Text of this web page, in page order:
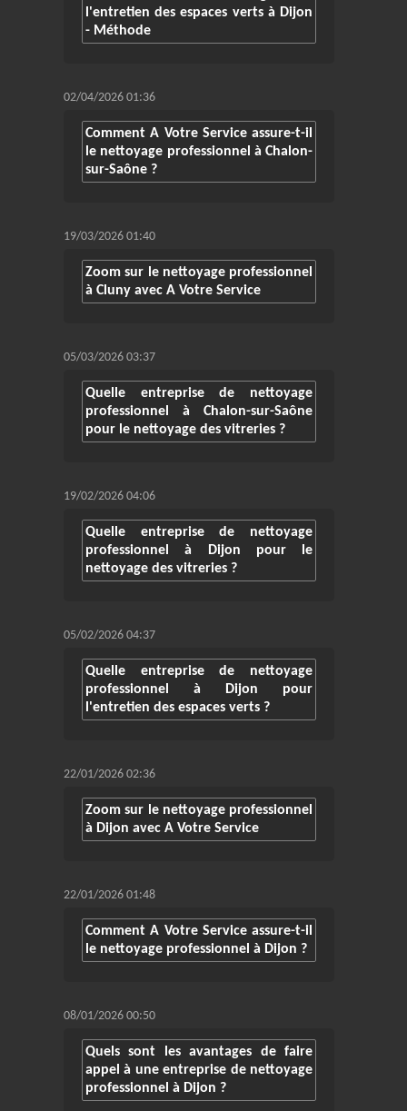
l'entretien des espaces verts à Dijon
- Méthode
02/04/2026 01:36
Comment A Votre Service assure-t-il
le nettoyage professionnel à Chalon-
sur-Saône ?
19/03/2026 01:40
Zoom sur le nettoyage professionnel
à Cluny avec A Votre Service
05/03/2026 03:37
Quelle entreprise de nettoyage
professionnel à Chalon-sur-Saône
pour le nettoyage des vitreries ?
19/02/2026 04:06
Quelle entreprise de nettoyage
professionnel à Dijon pour le
nettoyage des vitreries ?
05/02/2026 04:37
Quelle entreprise de nettoyage
professionnel à Dijon pour
l'entretien des espaces verts ?
22/01/2026 02:36
Zoom sur le nettoyage professionnel
à Dijon avec A Votre Service
22/01/2026 01:48
Comment A Votre Service assure-t-il
le nettoyage professionnel à Dijon ?
08/01/2026 00:50
Quels sont les avantages de faire
appel à une entreprise de nettoyage
professionnel à Dijon ?